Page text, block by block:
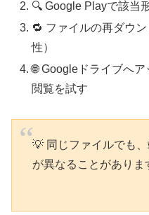
🔍 Google Playで該当
🔁 ファイルの再ダウ
性）
🌐 Googleドライブへ
閲覧を試す
💡 同じファイルでも
が異なることがありま